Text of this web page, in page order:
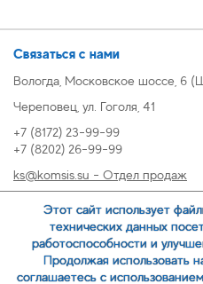
Связаться с нами
Вологда, Московское шоссе, 6
Череповец, ул. Гоголя, 41
+7 (8172) 23-99-99
+7 (8202) 26-99-99
ks@komsis.su - Отдел продаж
oz@komsis.su - Отдел закупок
ЗАКАЗАТЬ ЗВОНОК
Этот сайт использует
технических данных
работоспособности и
Продолжая использовать
соглашаетесь с